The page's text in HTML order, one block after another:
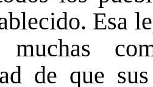
Esa
de que